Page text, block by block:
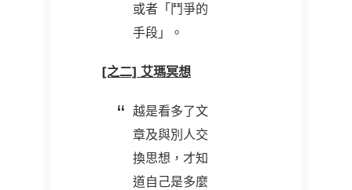
或者「鬥爭的
手段」。
[之二] 艾瑪冥想
越是看多了文
章及與別人交
換思想，才知
道自己是多麼